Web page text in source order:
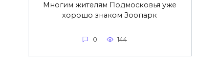
Многим жителям Подмосковья уже
хорошо знаком Зоопарк
0 144